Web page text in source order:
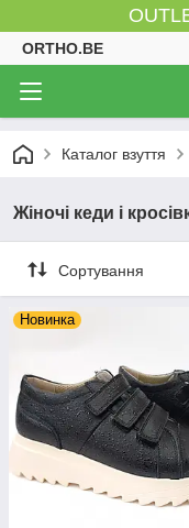
ORTHO.BE
Каталог взуття
Жіночі кеди і
Сортування
Новинка